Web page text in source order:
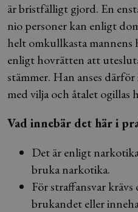
är bristfälligt gjord. En
nio personer kan enligt
helt omkullkasta
enligt hovrätten att
stämmer. Han anses
med vilja och åtalet ogillas
Vad innebär det här i
Det är enligt
bruka narkotika.
För straffansvar
brukandet eller